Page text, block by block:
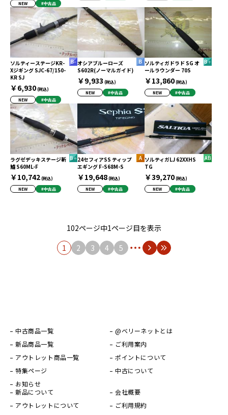
NEW
#中古品
ソルティーステージKR-
Xジギング SJC-67/150-
KR SJ
￥6,930(税込)
NEW
#中古品
オシアブルーローズ
S602R(ノーマルガイド)
￥9,933 (税込)
NEW
#中古品
ソルティガドラド SG オ
ールラウンダー 70S
￥13,860(税込)
NEW
#中古品
ラグゼデッキステージ斬
鱸 S60ML-F
￥10,742(税込)
NEW
#中古品
24セフィアSS ティップ
エギング F-S68M-S
￥19,648(税込)
NEW
#中古品
ソルティガLJ 62XXHS
TG
￥39,270(税込)
NEW
#中古品
102ページ中1ページ目を表示
1
2 3 4 5
中古商品一覧
新品商品一覧
アウトレット商品一覧
特集ページ
お知らせ
@ベリーネットとは
ご利用案内
ポイントについて
中古について
新品について
アウトレットについて
会社概要
ご利用規約